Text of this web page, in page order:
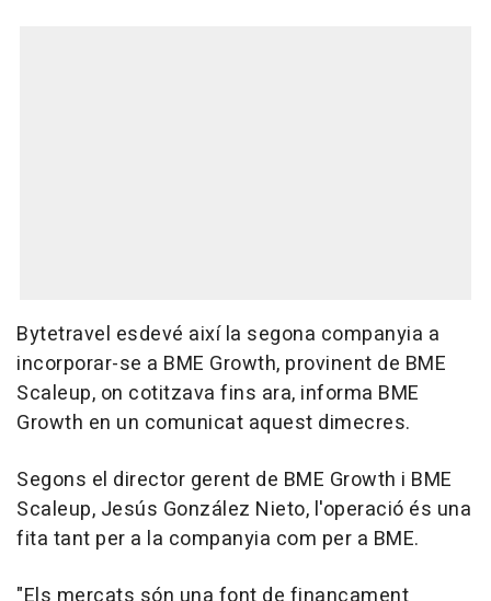
Bytetravel esdevé així la segona companyia a
incorporar-se a BME Growth, provinent de BME
Scaleup, on cotitzava fins ara, informa BME
Growth en un comunicat aquest dimecres.
Segons el director gerent de BME Growth i BME
Scaleup, Jesús González Nieto, l'operació és una
fita tant per a la companyia com per a BME.